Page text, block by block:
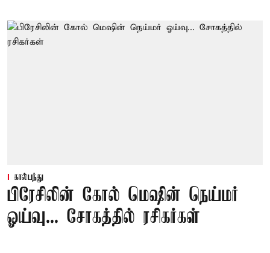
கால்பந்து
பிரேசிலின் கோல் மெஷின் நெய்மர்
ஓய்வு... சோகத்தில் ரசிகர்கள்